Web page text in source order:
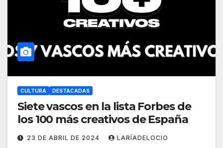
CULTURA DESTACADAS
Siete vascos en la lista Forbes de
los 100 más creativos de España
23 DE ABRIL DE 2024 LARÍADELOCIO